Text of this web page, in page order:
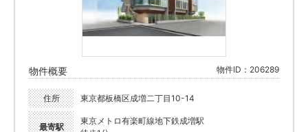
物件概要 物件ID：206289
住所 東京都板橋区成増二丁目10-14
最寄駅
東京メトロ有楽町線地下鉄成増駅